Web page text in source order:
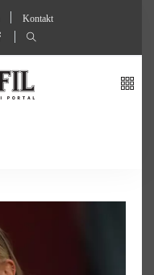
Kontakt